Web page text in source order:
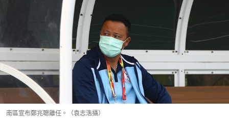
南區宣布鄭兆聰離任。（袁志浩攝）